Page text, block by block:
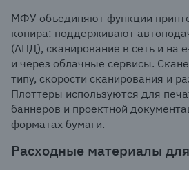
МФУ объединяют функции
копира: поддерживают
(АПД), сканирование в сеть и на
и через облачные сервисы.
типу, скорости сканирования и
Плоттеры используются для
баннеров и проектной
форматах бумаги.
Расходные материалы